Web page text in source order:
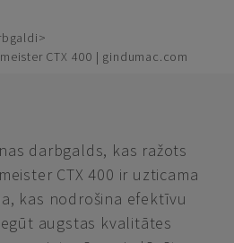
CTX 400 | gindumac.com
darbgalds, kas ražots
CTX 400 ir uzticama
kas nodrošina efektīvu
augstas kvalitātes